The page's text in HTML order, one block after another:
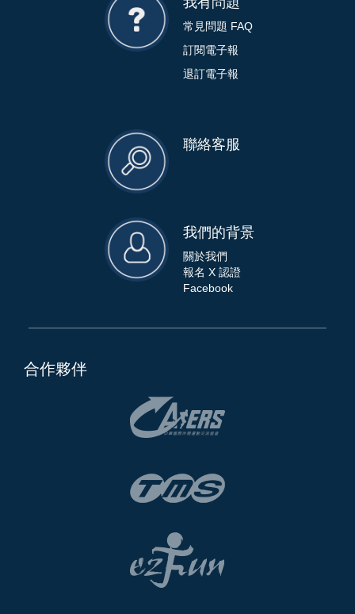
常見問題 FAQ
訂閱電子報
退訂電子報
聯絡客服
我們的背景
關於我們
報名 X 認證
Facebook
合作夥伴